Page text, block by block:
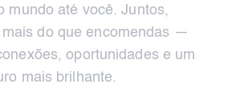
mundo até você. Juntos,
do que encomendas —
oportunidades e um
mais brilhante.